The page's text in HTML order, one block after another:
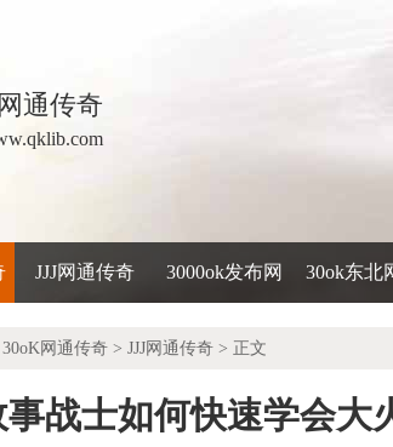
通传奇
JJJ网通传奇 3000ok发布网 30ok东北
30oK网通传奇 > JJJ网通传奇 > 正文
战士如何快速学会大